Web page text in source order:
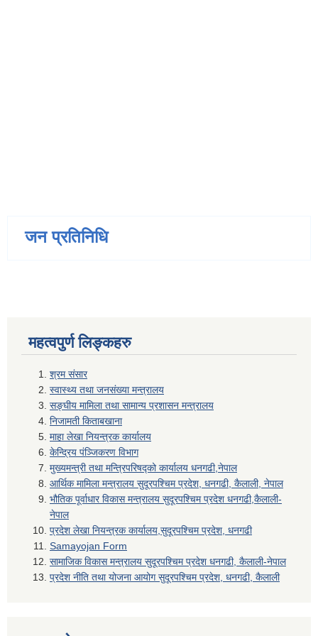
जन प्रतिनिधि
महत्वपुर्ण लिङ्कहरु
श्रम संसार
स्वास्थ्य तथा जनसंख्या मन्त्रालय
सङ्घीय मामिला तथा सामान्य प्रशासन मन्त्रालय
निजामती किताबखाना
माहा लेखा नियन्त्रक कार्यालय
केन्द्रिय पंञ्जिकरण विभाग
मुख्यमन्त्री तथा मन्त्रिपरिषद्को कार्यालय धनगढी,नेपाल
आर्थिक मामिला मन्त्रालय सुदूरपश्चिम प्रदेश, धनगढी, कैलाली, नेपाल
भौतिक पूर्वाधार विकास मन्त्रालय सुदूरपश्चिम प्रदेश धनगढी,कैलाली-
नेपाल
प्रदेश लेखा नियन्त्रक कार्यालय,सुदूरपश्चिम प्रदेश, धनगढी
Samayojan Form
सामाजिक विकास मन्त्रालय सुदूरपश्चिम प्रदेश धनगढी, कैलाली-नेपाल
प्रदेश नीति तथा योजना आयोग सुदूरपश्चिम प्रदेश, धनगढी, कैलाली